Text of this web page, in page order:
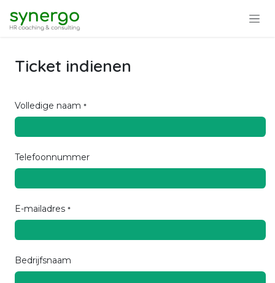
Ticket indienen
Volledige naam *
Telefoonnummer
E-mailadres *
Bedrijfsnaam